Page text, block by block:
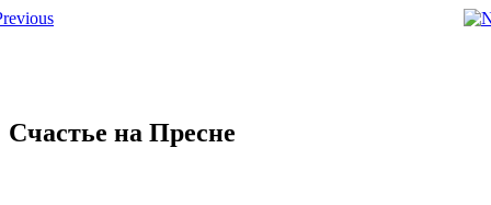
Счастье на Пресне